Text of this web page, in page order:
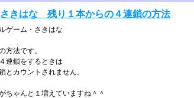
きはな 残り１本からの４連鎖の方法
ゲーム・さきはな
方法です。
連鎖をするときは
とカウントされません。
ちゃんと１増えていますね＾＾